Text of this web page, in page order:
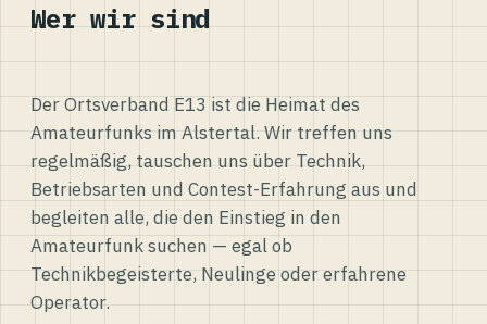
Wer wir sind
Der Ortsverband E13 ist die Heimat des
Amateurfunks im Alstertal. Wir treffen uns
regelmäßig, tauschen uns über Technik,
Betriebsarten und Contest-Erfahrung aus und
begleiten alle, die den Einstieg in den
Amateurfunk suchen — egal ob
Technikbegeisterte, Neulinge oder erfahrene
Operator.